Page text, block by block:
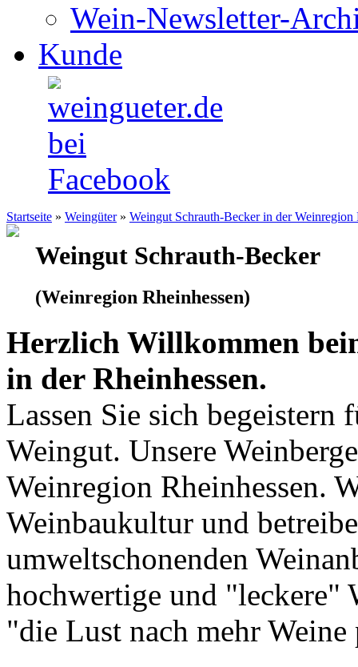
Wein-Newsletter-
Kunde
Startseite » Weingüter » Weingut Schrauth-Becker in der Weinregion
Weingut Schrauth-Becker
(Weinregion Rheinhessen)
Herzlich Willkommen
in der Rheinhessen.
Lassen Sie sich begeistern
Weingut. Unsere
Weinregion Rheinhessen.
Weinbaukultur und
umweltschonenden
hochwertige und "leckere"
"die Lust nach mehr